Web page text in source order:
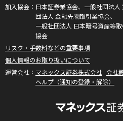
日本証券業協会、一般社団法
団法人 金融先物取引業協会、
一般社団法人 日本暗号資産等
協会
リスク・手数料などの重要事項
個人情報のお取り扱いについて
マネックス証券株式会社 会社
ヘルプ（通知の登録・解除）